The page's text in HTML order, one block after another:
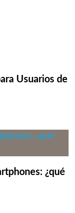
Usuarios de
¿qué